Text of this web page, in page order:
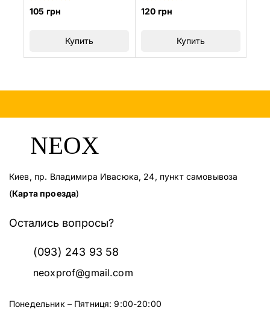
0
105 грн
Купить
0
120 грн
Купить
Киев, пр. Владимира Ивасюка, 24, пункт самовывоза
(Карта проезда)
Остались вопросы?
(093) 243 93 58
neoxprof@gmail.com
Понедельник – Пятниця: 9:00-20:00